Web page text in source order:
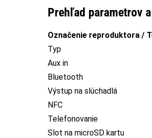
Prehľad parametrov
Označenie reproduktora /
Typ
Aux in
Bluetooth
Výstup na slúchadlá
NFC
Telefonovanie
Slot na microSD kartu